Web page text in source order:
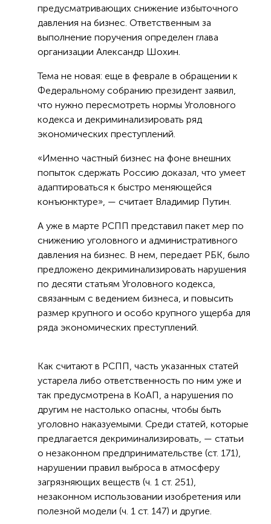
предусматривающих снижение избыточного
давления на бизнес. Ответственным за
выполнение поручения определен глава
организации Александр Шохин.
Тема не новая: еще в феврале в обращении к
Федеральному собранию президент заявил,
что нужно пересмотреть нормы Уголовного
кодекса и декриминализировать ряд
экономических преступлений.
«Именно частный бизнес на фоне внешних
попыток сдержать Россию доказал, что умеет
адаптироваться к быстро меняющейся
конъюнктуре», — считает Владимир Путин.
А уже в марте РСПП представил пакет мер по
снижению уголовного и административного
давления на бизнес. В нем, передает РБК, было
предложено декриминализировать нарушения
по десяти статьям Уголовного кодекса,
связанным с ведением бизнеса, и повысить
размер крупного и особо крупного ущерба для
ряда экономических преступлений.
Как считают в РСПП, часть указанных статей
устарела либо ответственность по ним уже и
так предусмотрена в КоАП, а нарушения по
другим не настолько опасны, чтобы быть
уголовно наказуемыми. Среди статей, которые
предлагается декриминализировать, — статьи
о незаконном предпринимательстве (ст. 171),
нарушении правил выброса в атмосферу
загрязняющих веществ (ч. 1 ст. 251),
незаконном использовании изобретения или
полезной модели (ч. 1 ст. 147) и другие.